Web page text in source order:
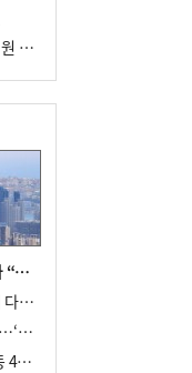
메리츠, 홈플러스 회생 긴급자금 2000억 원 지원 승인
수도권과 다른데 같은 규제…부산 건설사 “쓰러지기 직전”
부산지역 준공 후 미분양 주택, 석 달 만에 다시 3000가구 넘어서
대연·문현 생활권, 전 세대 4베이 판상형…‘더샵 트리센트’ 내달 분양
더블역세권·평지·학군 ‘삼박자’…대연동 42층 브랜드 단지